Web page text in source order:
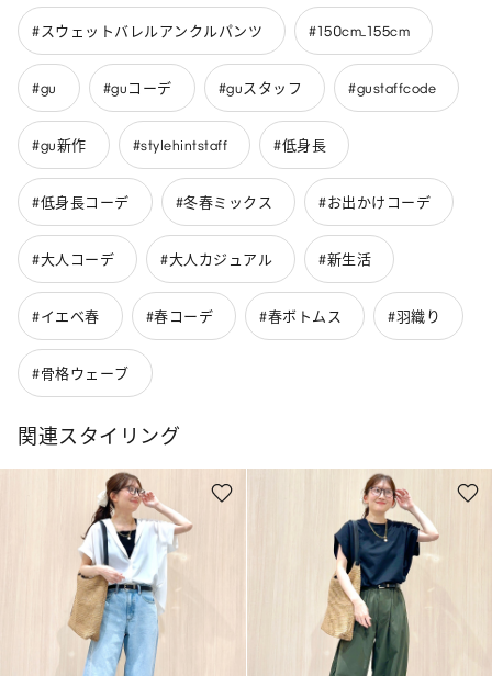
#スウェットバレルアンクルパンツ #150cm_155cm
#gu #guコーデ #guスタッフ #gustaffcode
#gu新作 #stylehintstaff #低身長
#低身長コーデ #冬春ミックス #お出かけコーデ
#大人コーデ #大人カジュアル #新生活
#イエベ春 #春コーデ #春ボトムス #羽織り
#骨格ウェーブ
関連スタイリング